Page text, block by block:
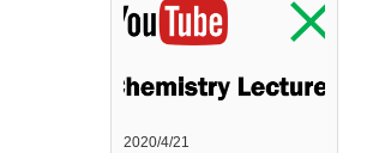
2020/4/21